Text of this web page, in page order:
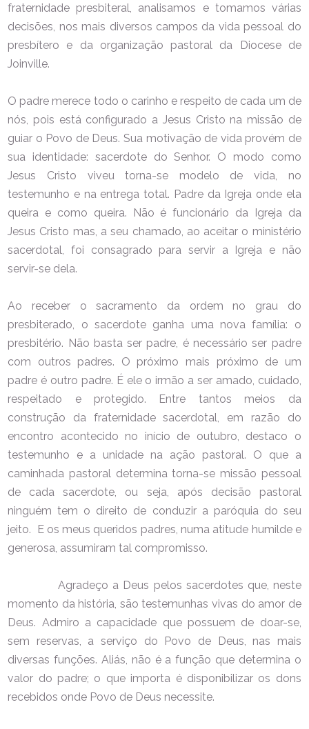
fraternidade presbiteral, analisamos e tomamos várias
decisões, nos mais diversos campos da vida pessoal do
presbítero e da organização pastoral da Diocese de
Joinville.
O padre merece todo o carinho e respeito de cada um de
nós, pois está configurado a Jesus Cristo na missão de
guiar o Povo de Deus. Sua motivação de vida provém de
sua identidade: sacerdote do Senhor. O modo como
Jesus Cristo viveu torna-se modelo de vida, no
testemunho e na entrega total. Padre da Igreja onde ela
queira e como queira. Não é funcionário da Igreja da
Jesus Cristo mas, a seu chamado, ao aceitar o ministério
sacerdotal, foi consagrado para servir a Igreja e não
servir-se dela.
Ao receber o sacramento da ordem no grau do
presbiterado, o sacerdote ganha uma nova família: o
presbitério. Não basta ser padre, é necessário ser padre
com outros padres. O próximo mais próximo de um
padre é outro padre. É ele o irmão a ser amado, cuidado,
respeitado e protegido. Entre tantos meios da
construção da fraternidade sacerdotal, em razão do
encontro acontecido no início de outubro, destaco o
testemunho e a unidade na ação pastoral. O que a
caminhada pastoral determina torna-se missão pessoal
de cada sacerdote, ou seja, após decisão pastoral
ninguém tem o direito de conduzir a paróquia do seu
jeito. E os meus queridos padres, numa atitude humilde e
generosa, assumiram tal compromisso.
Agradeço a Deus pelos sacerdotes que, neste
momento da história, são testemunhas vivas do amor de
Deus. Admiro a capacidade que possuem de doar-se,
sem reservas, a serviço do Povo de Deus, nas mais
diversas funções. Aliás, não é a função que determina o
valor do padre; o que importa é disponibilizar os dons
recebidos onde Povo de Deus necessite.